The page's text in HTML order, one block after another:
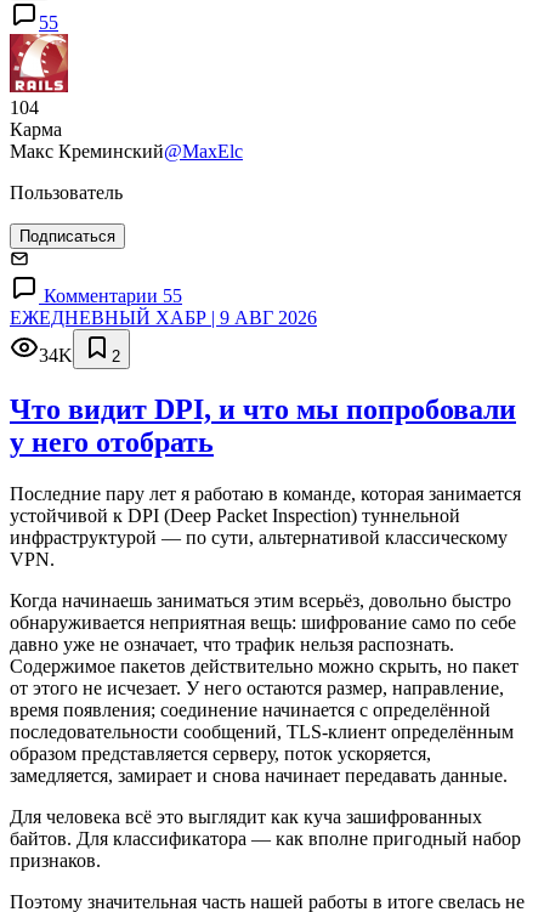
55
104
Карма
Макс Креминский@MaxElc
Пользователь
Подписаться
Комментарии 55
ЕЖЕДНЕВНЫЙ ХАБР | 9 АВГ 2026
34K
2
Что видит DPI, и что мы попробовали
у него отобрать
Последние пару лет я работаю в команде, которая занимается
устойчивой к DPI (Deep Packet Inspection) туннельной
инфраструктурой — по сути, альтернативой классическому
VPN.
Когда начинаешь заниматься этим всерьёз, довольно быстро
обнаруживается неприятная вещь: шифрование само по себе
давно уже не означает, что трафик нельзя распознать.
Содержимое пакетов действительно можно скрыть, но пакет
от этого не исчезает. У него остаются размер, направление,
время появления; соединение начинается с определённой
последовательности сообщений, TLS-клиент определённым
образом представляется серверу, поток ускоряется,
замедляется, замирает и снова начинает передавать данные.
Для человека всё это выглядит как куча зашифрованных
байтов. Для классификатора — как вполне пригодный набор
признаков.
Поэтому значительная часть нашей работы в итоге свелась не